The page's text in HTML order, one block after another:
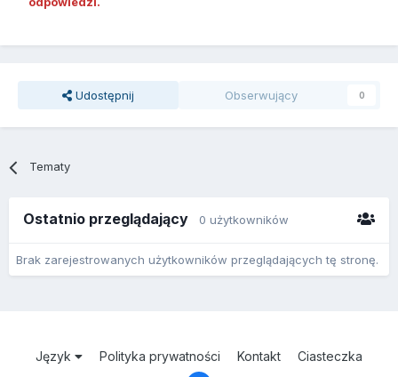
Udostępnij Obserwujący 0
Tematy
Ostatnio przeglądający 0 użytkowników
Brak zarejestrowanych użytkowników przeglądających tę stronę.
Język Polityka prywatności Kontakt Ciasteczka